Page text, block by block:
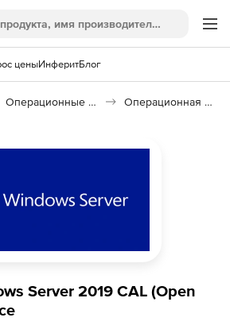
ценыИнферитБлог
Операционные системы семейства Windows Операционная система Microsoft Windows Server CAL 2019
Server 2019 CAL (Open